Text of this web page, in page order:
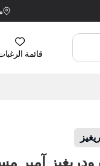
قائمة
آمبر مسك أو دو